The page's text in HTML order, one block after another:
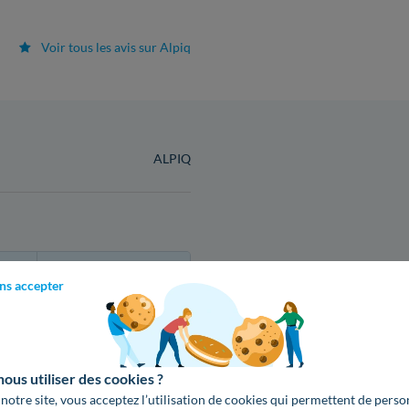
accepter
utiliser des cookies ?
site, vous acceptez l’utilisation de cookies qui permettent de
Voir tous les avis sur Alpiq
ALPIQ
0,1681 €
0,1681 €